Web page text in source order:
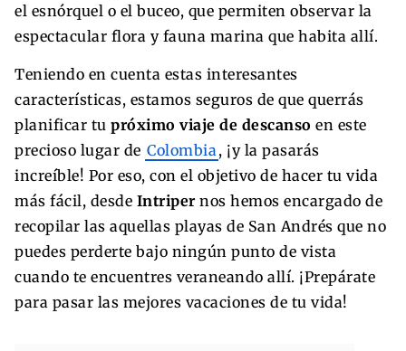
el esnórquel o el buceo, que permiten observar la
espectacular flora y fauna marina que habita allí.
Teniendo en cuenta estas interesantes
características, estamos seguros de que querrás
planificar tu próximo viaje de descanso en este
precioso lugar de Colombia , ¡y la pasarás
increíble! Por eso, con el objetivo de hacer tu vida
más fácil, desde Intriper nos hemos encargado de
recopilar las aquellas playas de San Andrés que no
puedes perderte bajo ningún punto de vista
cuando te encuentres veraneando allí. ¡Prepárate
para pasar las mejores vacaciones de tu vida!